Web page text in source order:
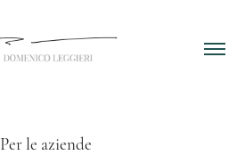
Per le aziende